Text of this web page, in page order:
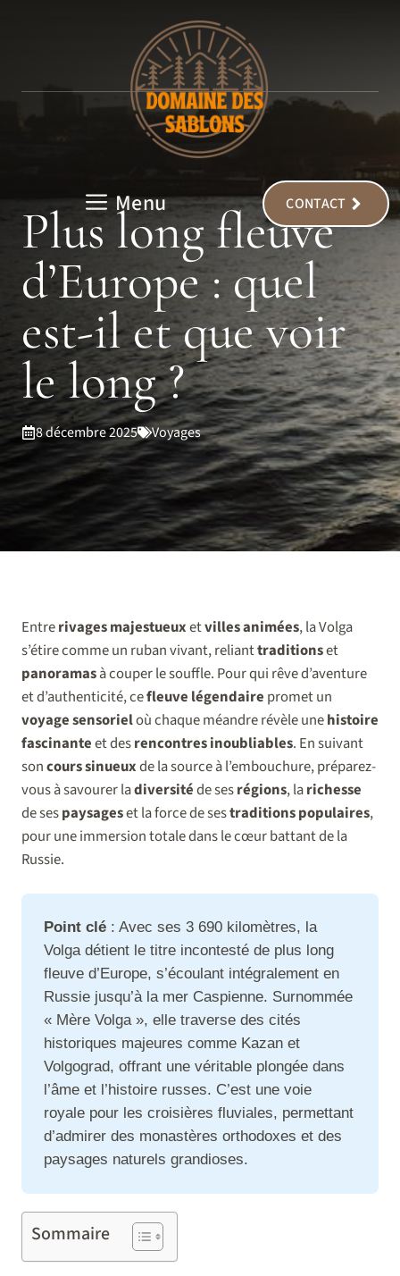
Menu CONTACT
Plus long fleuve
d’Europe : quel
est-il et que voir
le long ?
8 décembre 2025 Voyages
Entrerivages majestueuxetvilles animées, la Volga
s’étire comme un ruban vivant, relianttraditionset
panoramasà couper le souffle. Pour qui rêve d’aventure
et d’authenticité, cefleuve légendaire promet un
voyage sensorieloù chaque méandre révèle unehistoire
fascinanteet desrencontres inoubliables. En suivant
soncours sinueuxde la source à l’embouchure, préparez-
vous à savourer ladiversitéde sesrégions, larichesse
de sespaysageset la force de sestraditions populaires,
pour une immersion totale dans le cœur battant de la
Russie.
Point clé : Avec ses 3 690 kilomètres, la
Volga détient le titre incontesté de plus long
fleuve d’Europe, s’écoulant intégralement en
Russie jusqu’à la mer Caspienne. Surnommée
« Mère Volga », elle traverse des cités
historiques majeures comme Kazan et
Volgograd, offrant une véritable plongée dans
l’âme et l’histoire russes. C’est une voie
royale pour les croisières fluviales, permettant
d’admirer des monastères orthodoxes et des
paysages naturels grandioses.
Sommaire